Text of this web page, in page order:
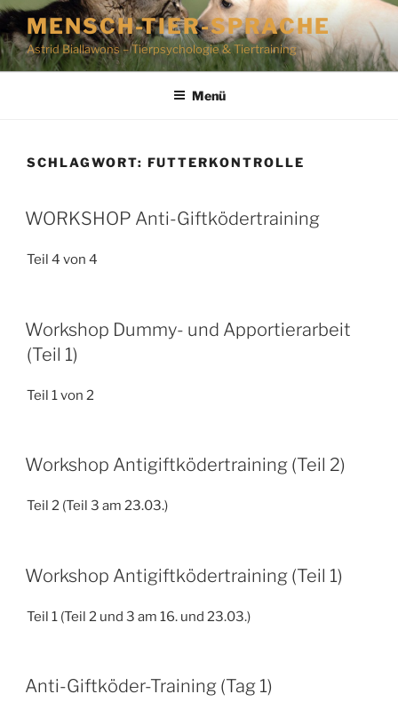
Zum
Inhalt
springen
MENSCH-TIER-SPRACHE
Astrid Biallawons – Tierpsychologie & Tiertraining
Menü
SCHLAGWORT: FUTTERKONTROLLE
WORKSHOP Anti-Giftködertraining
Teil 4 von 4
Workshop Dummy- und Apportierarbeit
(Teil 1)
Teil 1 von 2
Workshop Antigiftködertraining (Teil 2)
Teil 2 (Teil 3 am 23.03.)
Workshop Antigiftködertraining (Teil 1)
Teil 1 (Teil 2 und 3 am 16. und 23.03.)
Anti-Giftköder-Training (Tag 1)